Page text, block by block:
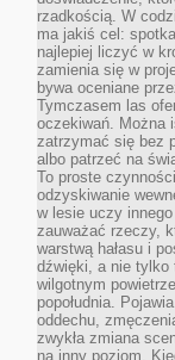
rzadkością. W
ma jakiś cel:
najlepiej liczyć w
zamienia się w
bywa oceniane
Tymczasem las
oczekiwań. Można
zatrzymać się bez
albo patrzeć na
To proste
odzyskiwanie
w lesie uczy
zauważać rzeczy,
warstwą hałasu i
dźwięki, a nie tylko
wilgotnym
popołudnia.
oddechu,
zwykła zmiana
na inny poziom.